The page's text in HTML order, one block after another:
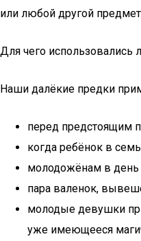
или любой другой
Для чего использовались
Наши далёкие предки
перед предстоящим
когда ребёнок в
молодожёнам в день
пара валенок,
молодые девушки
уже имеющееся